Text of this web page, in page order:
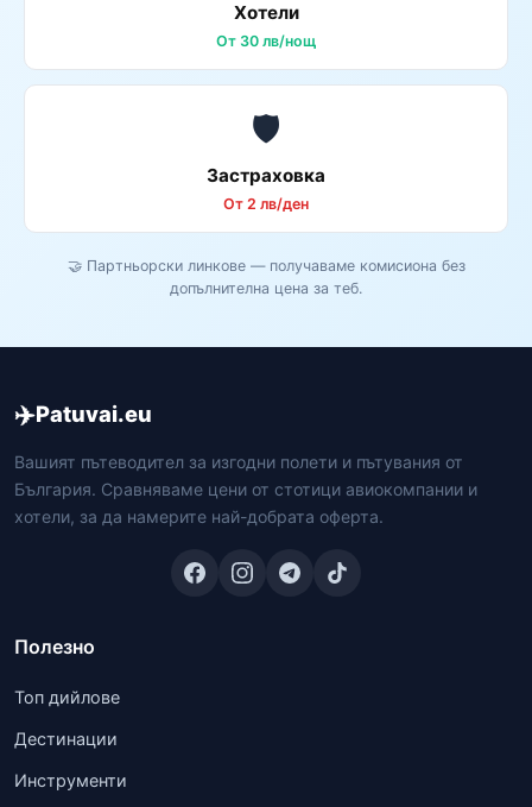
Хотели
От 30 лв/нощ
🛡️
Застраховка
От 2 лв/ден
🤝 Партньорски линкове — получаваме комисиона без
допълнителна цена за теб.
✈️Patuvai.eu
Вашият пътеводител за изгодни полети и пътувания от
България. Сравняваме цени от стотици авиокомпании и
хотели, за да намерите най-добрата оферта.
Полезно
Топ дийлове
Дестинации
Инструменти